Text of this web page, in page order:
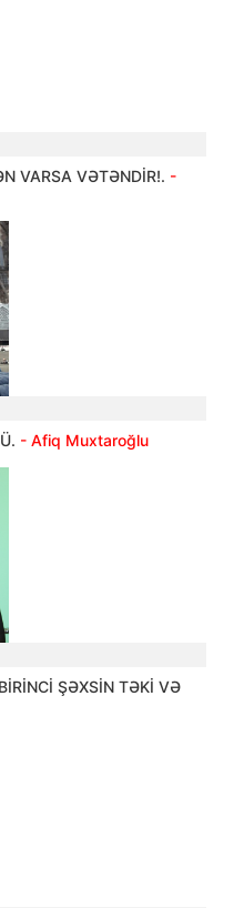
VARSA VƏTƏNDİR!. -
- Afiq Muxtaroğlu
ŞƏXSİN TƏKİ VƏ